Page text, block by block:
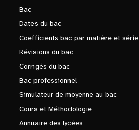
Bac
Dates du bac
Coefficients bac par matière et série
Révisions du bac
Corrigés du bac
Bac professionnel
Simulateur de moyenne au bac
Cours et Méthodologie
Annuaire des lycées